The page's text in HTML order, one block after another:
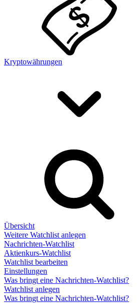
Kryptowährungen
Übersicht
Weitere Watchlist anlegen
Nachrichten-Watchlist
Aktienkurs-Watchlist
Watchlist bearbeiten
Einstellungen
Was bringt eine Nachrichten-Watchlist?
Watchlist anlegen
Was bringt eine Nachrichten-Watchlist?